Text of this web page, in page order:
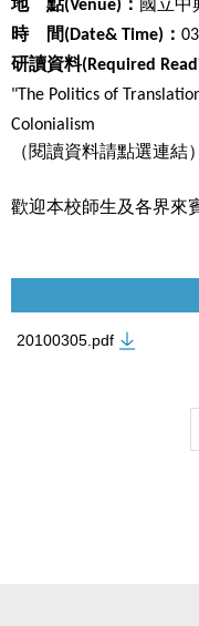
(Venue)
時 間(Date& Time)：
研讀資料(Required
"The Politics of
Colonialism
（閱讀資料請點選連結）
歡迎本校師生及各界來
20100305.pdf